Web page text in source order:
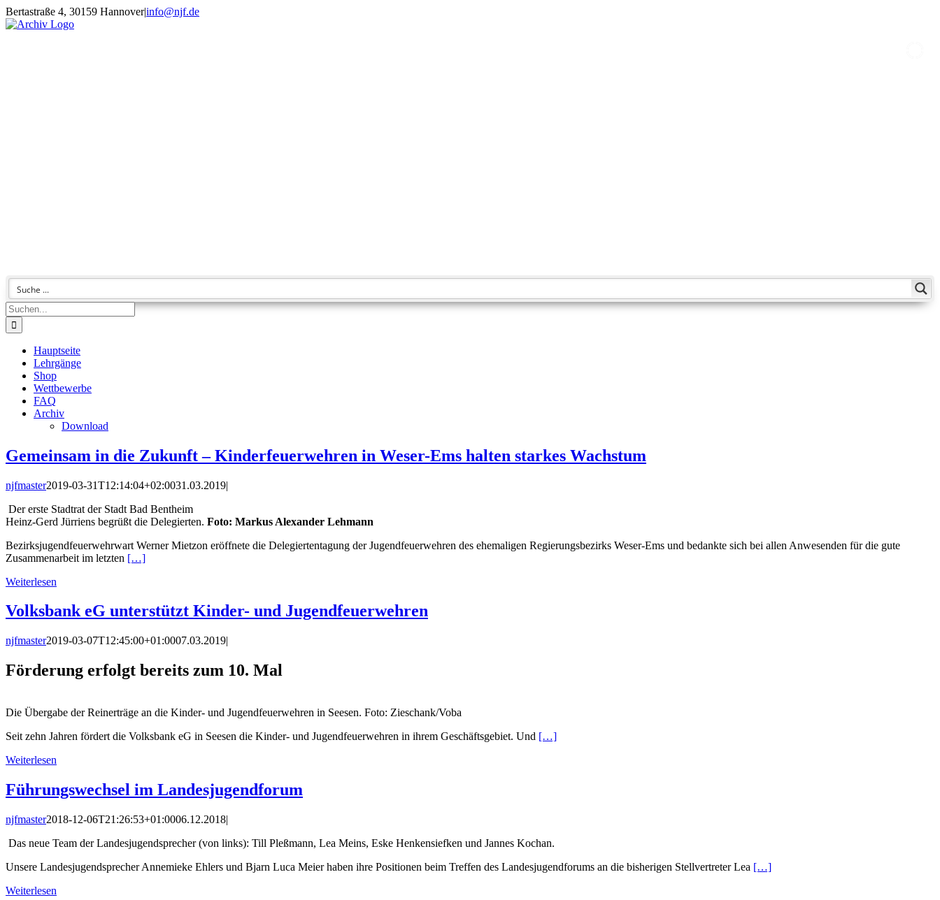
Zum
Inhalt
Bertastraße 4, 30159 Hannover|info@njf.de
Facebook
Instagram
YouTube
E-
Suche
nach:
Hauptseite
Lehrgänge
Shop
Wettbewerbe
FAQ
Archiv
Download
Gemeinsam in die Zukunft – Kinderfeuerwehren in Weser-Ems halten starkes Wachstum
njfmaster2019-03-31T12:14:04+02:0031.03.2019|
Der erste Stadtrat der Stadt Bad Bentheim
Heinz-Gerd Jürriens begrüßt die Delegierten. Foto: Markus Alexander Lehmann
Bezirksjugendfeuerwehrwart Werner Mietzon eröffnete die Delegiertentagung der Jugendfeuerwehren des ehemaligen Regierungsbezirks Weser-Ems und bedankte sich bei allen Anwesenden für die gute
Zusammenarbeit im letzten […]
Weiterlesen
Volksbank eG unterstützt Kinder- und Jugendfeuerwehren
njfmaster2019-03-07T12:45:00+01:0007.03.2019|
Förderung erfolgt bereits zum 10. Mal
Die Übergabe der Reinerträge an die Kinder- und Jugendfeuerwehren in Seesen. Foto: Zieschank/Voba
Seit zehn Jahren fördert die Volksbank eG in Seesen die Kinder- und Jugendfeuerwehren in ihrem Geschäftsgebiet. Und […]
Weiterlesen
Führungswechsel im Landesjugendforum
njfmaster2018-12-06T21:26:53+01:0006.12.2018|
Das neue Team der Landesjugendsprecher (von links): Till Pleßmann, Lea Meins, Eske Henkensiefken und Jannes Kochan.
Unsere Landesjugendsprecher Annemieke Ehlers und Bjarn Luca Meier haben ihre Positionen beim Treffen des Landesjugendforums an die bisherigen Stellvertreter Lea […]
Weiterlesen